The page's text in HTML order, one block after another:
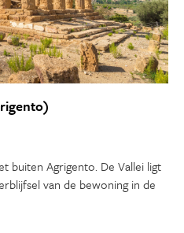
buiten Agrigento. De Vallei ligt
van de bewoning in de